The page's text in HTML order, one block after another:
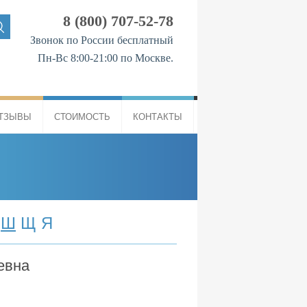
8 (800) 707-52-78
Звонок по России бесплатный
Пн-Вс 8:00-21:00 по Москве.
СТОИМОСТЬ КОНТАКТЫ
Ш Щ Я